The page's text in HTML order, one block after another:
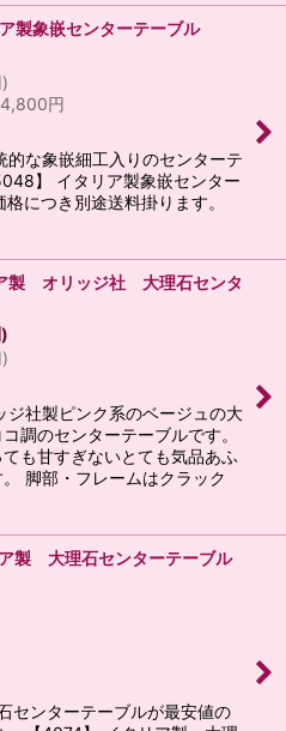
製象嵌センターテーブル
)
円
的な象嵌細工入りのセンターテ
】 イタリア製象嵌センター
格につき別途送料掛ります。
製 オリッジ社 大理石センタ
)
社製ピンク系のベージュの大
調のセンターテーブルです。
も甘すぎないとても気品あふ
脚部・フレームはクラック
製 大理石センターテーブル
センターテーブルが最安値の